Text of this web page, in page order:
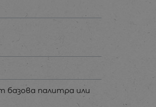
палитра или